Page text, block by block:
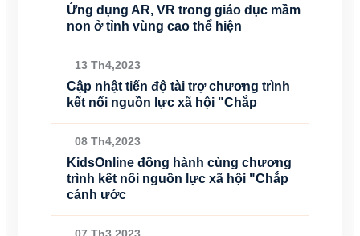
Ứng dụng AR, VR trong giáo dục mầm
non ở tỉnh vùng cao thể hiện
13 Th4,2023
Cập nhật tiến độ tài trợ chương trình
kết nối nguồn lực xã hội "Chắp
08 Th4,2023
KidsOnline đồng hành cùng chương
trình kết nối nguồn lực xã hội "Chắp
cánh ước